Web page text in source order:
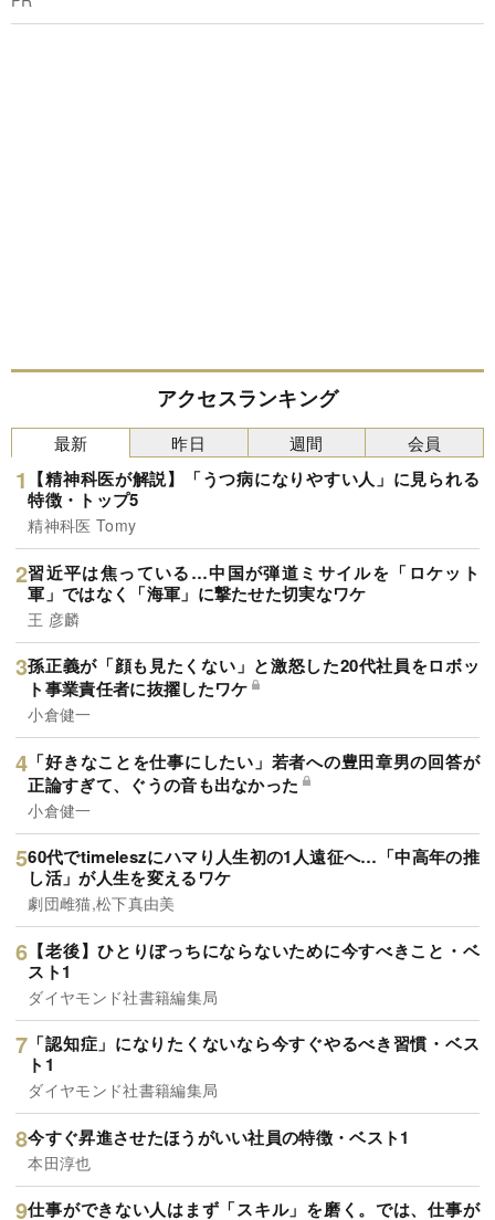
アクセスランキング
最新
【精神科医が解説】「うつ病になりやすい人」に見られる
特徴・トップ5
精神科医 Tomy
習近平は焦っている…中国が弾道ミサイルを「ロケット
軍」ではなく「海軍」に撃たせた切実なワケ
王 彦麟
孫正義が「顔も見たくない」と激怒した20代社員をロボッ
ト事業責任者に抜擢したワケ
小倉健一
「好きなことを仕事にしたい」若者への豊田章男の回答が
正論すぎて、ぐうの音も出なかった
小倉健一
60代でtimeleszにハマり人生初の1人遠征へ…「中高年の推
し活」が人生を変えるワケ
劇団雌猫,松下真由美
【老後】ひとりぼっちにならないために今すべきこと・ベ
スト1
ダイヤモンド社書籍編集局
「認知症」になりたくないなら今すぐやるべき習慣・ベス
ト1
ダイヤモンド社書籍編集局
今すぐ昇進させたほうがいい社員の特徴・ベスト1
本田淳也
仕事ができない人はまず「スキル」を磨く。では、仕事が
昨日 週間 会員